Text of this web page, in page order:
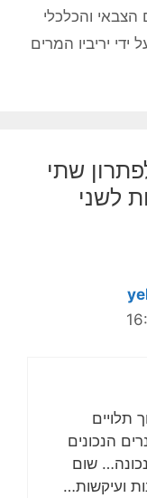
הצבאי והכלכלי
יריביו המרים
שתי
לשני
תלויים
הנכונים
שום
ועיקשות…